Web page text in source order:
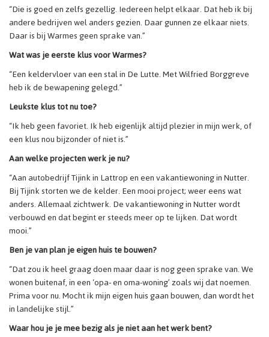
“Die is goed en zelfs gezellig. Iedereen helpt elkaar. Dat heb ik bij
andere bedrijven wel anders gezien. Daar gunnen ze elkaar niets.
Daar is bij Warmes geen sprake van.”
Wat was je eerste klus voor Warmes?
“Een keldervloer van een stal in De Lutte. Met Wilfried Borggreve
heb ik de bewapening gelegd.”
Leukste klus tot nu toe?
“Ik heb geen favoriet. Ik heb eigenlijk altijd plezier in mijn werk, of
een klus nou bijzonder of niet is.”
Aan welke projecten werk je nu?
“Aan autobedrijf Tijink in Lattrop en een vakantiewoning in Nutter.
Bij Tijink storten we de kelder. Een mooi project; weer eens wat
anders. Allemaal zichtwerk. De vakantiewoning in Nutter wordt
verbouwd en dat begint er steeds meer op te lijken. Dat wordt
mooi.”
Ben je van plan je eigen huis te bouwen?
“Dat zou ik heel graag doen maar daar is nog geen sprake van. We
wonen buitenaf, in een ‘opa- en oma-woning’ zoals wij dat noemen.
Prima voor nu. Mocht ik mijn eigen huis gaan bouwen, dan wordt het
in landelijke stijl.”
Waar hou je je mee bezig als je niet aan het werk bent?